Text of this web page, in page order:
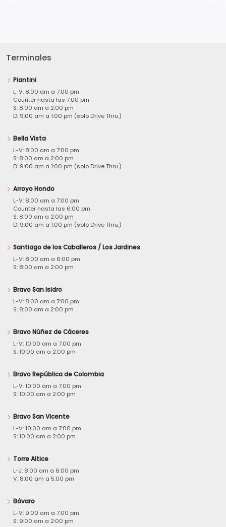
Terminales
Piantini
L-V: 8:00 am a 7:00 pm
Counter hasta las 7:00 pm
S: 8:00 am a 2:00 pm
D: 9:00 am a 1:00 pm (solo Drive Thru.)
Bella Vista
L-V: 8:00 am a 7:00 pm
S: 8:00 am a 2:00 pm
D: 9:00 am a 1:00 pm (solo Drive Thru.)
Arroyo Hondo
L-V: 8:00 am a 7:00 pm
Counter hasta las 6:00 pm
S: 8:00 am a 2:00 pm
D: 9:00 am a 1:00 pm (solo Drive Thru.)
Santiago de los Caballeros / Los Jardines
L-V: 8:00 am a 6:00 pm
S: 8:00 am a 2:00 pm
Bravo San Isidro
L-V: 8:00 am a 7:00 pm
S: 8:00 am a 2:00 pm
Bravo Núñez de Cáceres
L-V: 10:00 am a 7:00 pm
S: 10:00 am a 2:00 pm
Bravo República de Colombia
L-V: 10:00 am a 7:00 pm
S: 10:00 am a 2:00 pm
Bravo San Vicente
L-V: 10:00 am a 7:00 pm
S: 10:00 am a 2:00 pm
Torre Altice
L-J: 8:00 am a 6:00 pm
V: 8:00 am a 5:00 pm
Bávaro
L-V: 9:00 am a 7:00 pm
S: 9:00 am a 2:00 pm